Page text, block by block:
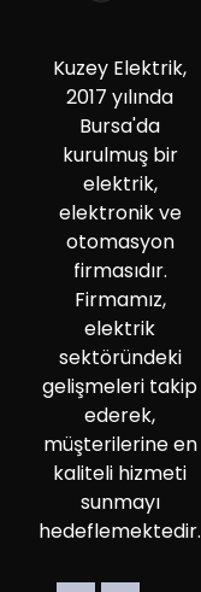
Kuzey Elektrik,
2017 yılında
Bursa'da
kurulmuş bir
elektrik,
elektronik ve
otomasyon
firmasıdır.
Firmamız,
elektrik
sektöründeki
gelişmeleri takip
ederek,
müşterilerine en
kaliteli hizmeti
sunmayı
hedeflemektedir.